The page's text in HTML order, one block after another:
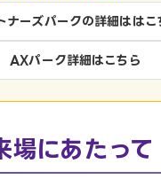
ナーズパークの詳細ははこ
AXパーク詳細はこちら
場にあたって